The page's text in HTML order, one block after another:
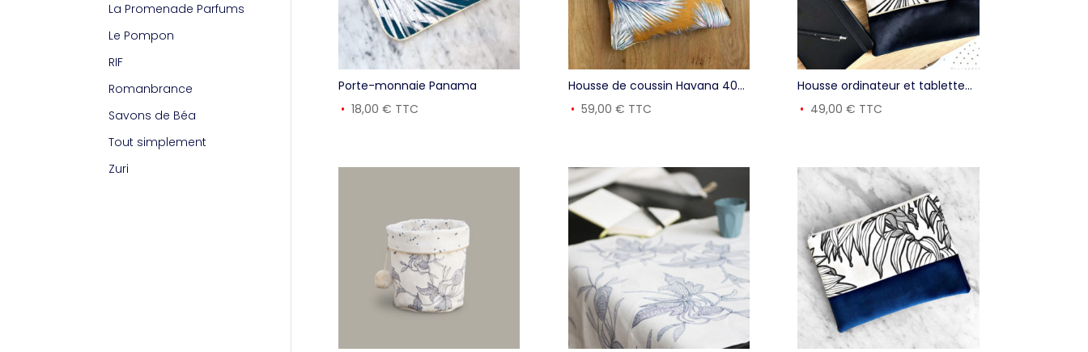
La Promenade Parfums
Le Pompon
RIF
Romanbrance
Savons de Béa
Tout simplement
Zuri
Porte-monnaie Panama
18,00€ TTC
Housse de coussin Havana 40
cm59,00 € TTC
Housse ordinateur et tablette
Nympheas
49,00€ TTC